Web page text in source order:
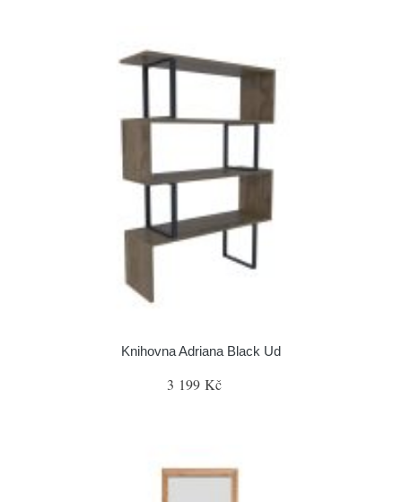
Knihovna Adriana Black Ud
3 199 Kč